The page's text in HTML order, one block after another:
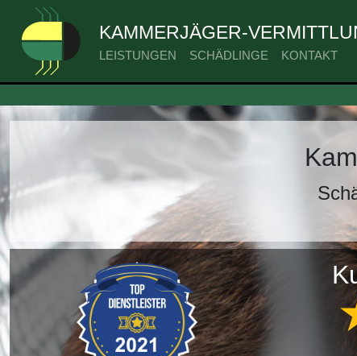
KAMMERJÄGER-
LEISTUNGEN SCHÄDLINGE KONTAKT